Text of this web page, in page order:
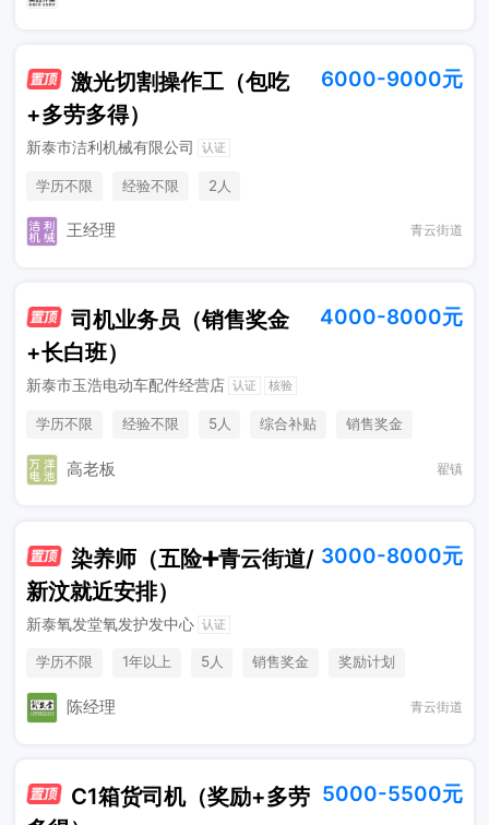
激光切割操作工（包吃
+多劳多得）
6000-9000元
新泰市洁利机械有限公司 认证
学历不限 经验不限 2人
王经理 青云街道
司机业务员（销售奖金
+长白班）
4000-8000元
新泰市玉浩电动车配件经营店 认证 核验
学历不限 经验不限 5人 综合补贴
销售奖金
休假制度
高老板 翟镇
染养师（五险➕青云街道/
新汶就近安排）
3000-8000元
新泰氧发堂氧发护发中心 认证
学历不限 1年以上 5人 销售奖金
奖励计划
年终奖金
陈经理 青云街道
C1箱货司机（奖励+多劳 5000-5500元